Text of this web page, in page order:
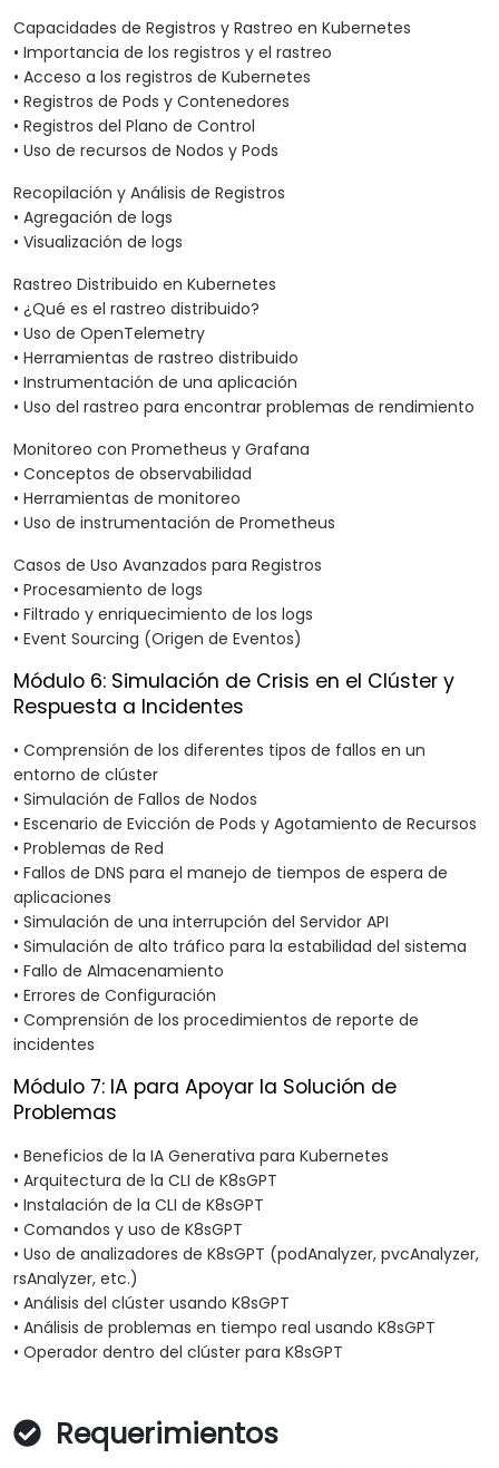
Capacidades de Registros y Rastreo en Kubernetes
• Importancia de los registros y el rastreo
• Acceso a los registros de Kubernetes
• Registros de Pods y Contenedores
• Registros del Plano de Control
• Uso de recursos de Nodos y Pods
Recopilación y Análisis de Registros
• Agregación de logs
• Visualización de logs
Rastreo Distribuido en Kubernetes
• ¿Qué es el rastreo distribuido?
• Uso de OpenTelemetry
• Herramientas de rastreo distribuido
• Instrumentación de una aplicación
• Uso del rastreo para encontrar problemas de rendimiento
Monitoreo con Prometheus y Grafana
• Conceptos de observabilidad
• Herramientas de monitoreo
• Uso de instrumentación de Prometheus
Casos de Uso Avanzados para Registros
• Procesamiento de logs
• Filtrado y enriquecimiento de los logs
• Event Sourcing (Origen de Eventos)
Módulo 6: Simulación de Crisis en el Clúster y
Respuesta a Incidentes
• Comprensión de los diferentes tipos de fallos en un
entorno de clúster
• Simulación de Fallos de Nodos
• Escenario de Evicción de Pods y Agotamiento de Recursos
• Problemas de Red
• Fallos de DNS para el manejo de tiempos de espera de
aplicaciones
• Simulación de una interrupción del Servidor API
• Simulación de alto tráfico para la estabilidad del sistema
• Fallo de Almacenamiento
• Errores de Configuración
• Comprensión de los procedimientos de reporte de
incidentes
Módulo 7: IA para Apoyar la Solución de
Problemas
• Beneficios de la IA Generativa para Kubernetes
• Arquitectura de la CLI de K8sGPT
• Instalación de la CLI de K8sGPT
• Comandos y uso de K8sGPT
• Uso de analizadores de K8sGPT (podAnalyzer, pvcAnalyzer,
rsAnalyzer, etc.)
• Análisis del clúster usando K8sGPT
• Análisis de problemas en tiempo real usando K8sGPT
• Operador dentro del clúster para K8sGPT
Requerimientos